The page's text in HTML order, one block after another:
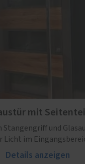
mit
Stangengriff und
Licht im
Details anzeigen